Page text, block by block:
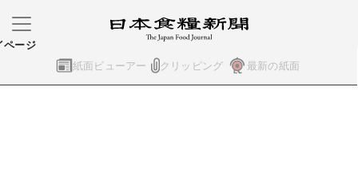
紙面ビューアー クリッピング 最新の紙面
ページ